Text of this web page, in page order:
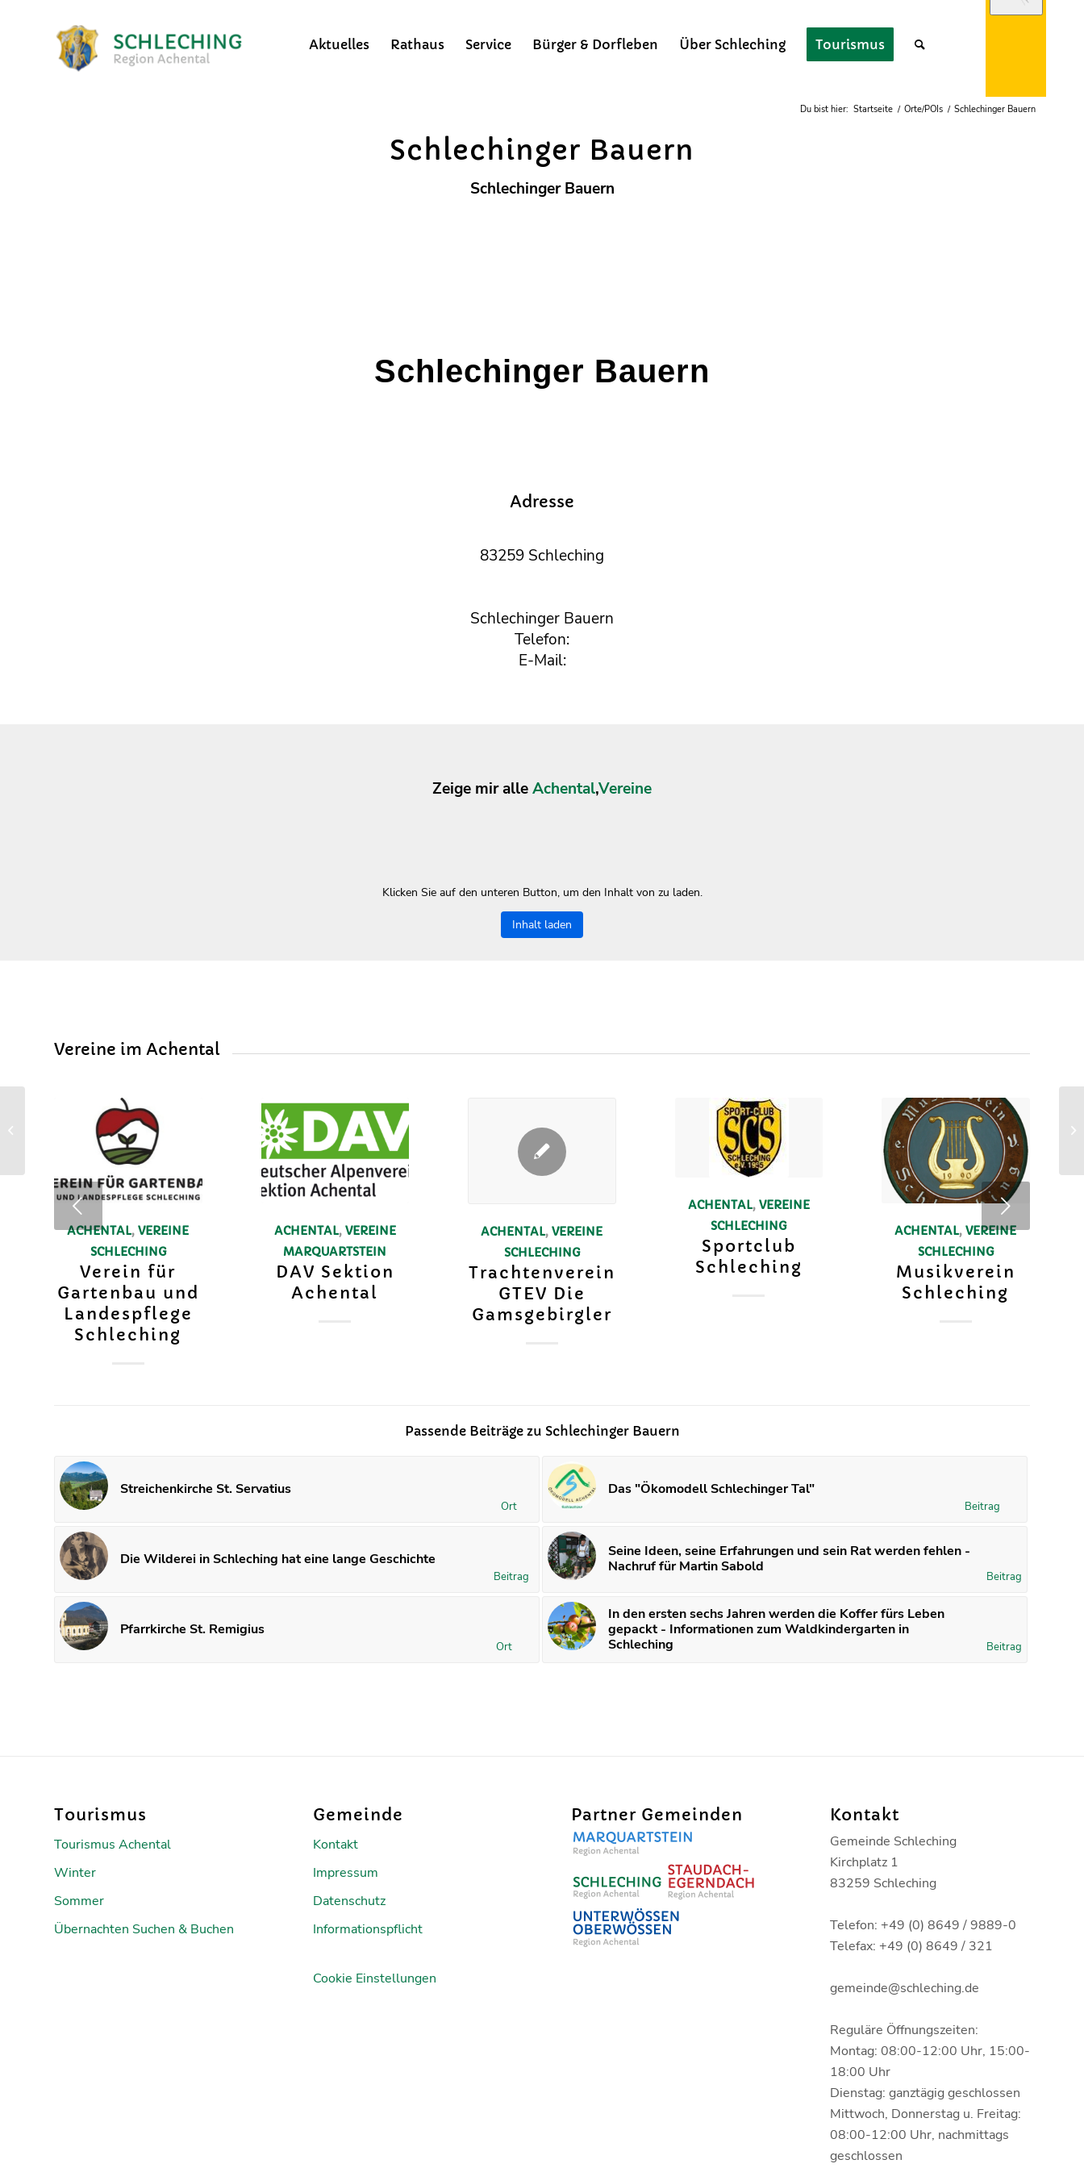
Aktuelles Rathaus Service Bürger & Dorfleben Über Schleching Tourismus
Du bist hier: Startseite / Orte/POIs / Schlechinger Bauern
Schlechinger Bauern
Schlechinger Bauern
Schlechinger Bauern
Adresse
83259 Schleching
Schlechinger Bauern
Telefon:
E-Mail:
Zeige mir alleAchental,Vereine
Klicken Sie auf den unteren Button, um den Inhalt von zu laden.
Inhalt laden
Vereine im Achental
ACHENTAL,VEREINE
SCHLECHING
Verein für
Gartenbau und
Landespflege
Schleching
ACHENTAL, VEREINE
MARQUARTSTEIN
DAV Sektion
Achental
ACHENTAL,VEREINE
SCHLECHING
Trachtenverein
GTEV Die
Gamsgebirgler
ACHENTAL, VEREINE
SCHLECHING
Sportclub
Schleching
ACHENTAL,VEREINE
SCHLECHING
Musikverein
Schleching
Passende Beiträge zu Schlechinger Bauern
Streichenkirche St. Servatius
Ort
Das "Ökomodell Schlechinger Tal"
Beitrag
Die Wilderei in Schleching hat eine lange Geschichte
Beitrag
Seine Ideen, seine Erfahrungen und sein Rat werden fehlen -
Nachruf für Martin Sabold
Beitrag
Pfarrkirche St. Remigius
Ort
In den ersten sechs Jahren werden die Koffer fürs Leben
gepackt - Informationen zum Waldkindergarten in
Schleching
Beitrag
Tourismus
Tourismus Achental
Winter
Sommer
Übernachten Suchen & Buchen
Gemeinde
Kontakt
Impressum
Datenschutz
Informationspflicht
Cookie Einstellungen
Partner Gemeinden Kontakt
Gemeinde Schleching
Kirchplatz 1
83259 Schleching
Telefon: +49 (0) 8649 / 9889-0
Telefax: +49 (0) 8649 / 321
gemeinde@schleching.de
Reguläre Öffnungszeiten:
Montag: 08:00-12:00 Uhr, 15:00-
18:00 Uhr
Dienstag: ganztägig geschlossen
Mittwoch, Donnerstag u. Freitag:
08:00-12:00 Uhr, nachmittags
geschlossen
Theatergruppe Schleching